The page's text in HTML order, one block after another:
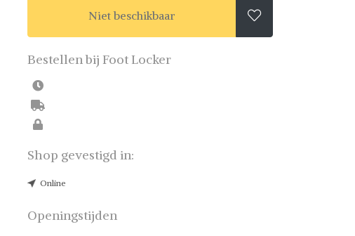
Niet beschikbaar 
Bestellen bij Foot Locker
Shop gevestigd in:
Online
Openingstijden